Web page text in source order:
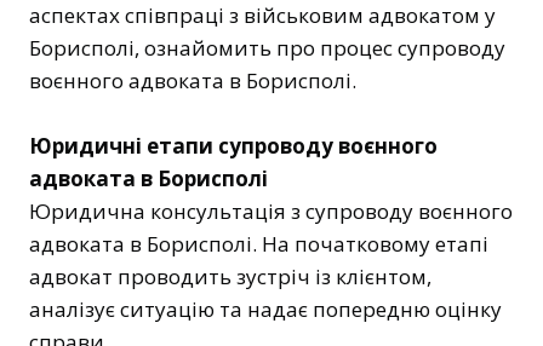
аспектах співпраці з військовим адвокатом у
Борисполі, ознайомить про процес супроводу
воєнного адвоката в Борисполі.
Юридичні етапи супроводу воєнного
адвоката в Борисполі
Юридична консультація з супроводу воєнного
адвоката в Борисполі. На початковому етапі
адвокат проводить зустріч із клієнтом,
аналізує ситуацію та надає попередню оцінку